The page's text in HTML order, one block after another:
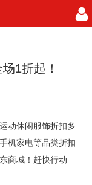
1折起！
动休闲服饰折扣多
机家电等品类折扣
商城！赶快行动